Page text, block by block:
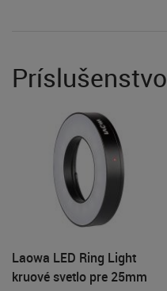
Príslušenstvo
Laowa LED Ring Light
kruové svetlo pre 25mm